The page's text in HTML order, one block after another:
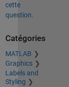
cette
question.
Catégories
MATLAB
Graphics
Labels and
Styling